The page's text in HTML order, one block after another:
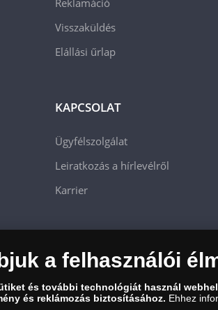
Reklamáció
Visszaküldés
Elállási űrlap
KAPCSOLAT
Ügyfélszolgálat
Leiratkozás a hírlevélről
Karrier
a felhasználói
és további technológiát használ
és reklámozás biztosításához. Ehhez